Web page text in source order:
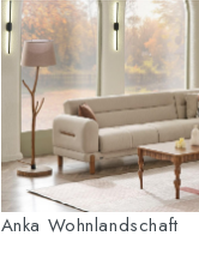
Anka Wohnlandschaft